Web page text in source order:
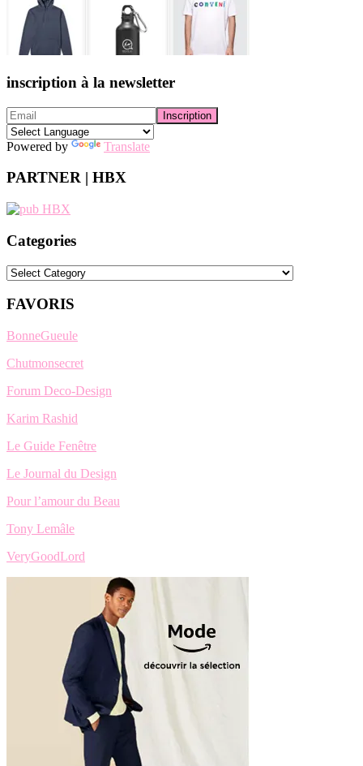
inscription à la newsletter
Powered by Translate
PARTNER | HBX
Categories
Categories
FAVORIS
BonneGueule
Chutmonsecret
Forum Deco-Design
Karim Rashid
Le Guide Fenêtre
Le Journal du Design
Pour l’amour du Beau
Tony Lemâle
VeryGoodLord